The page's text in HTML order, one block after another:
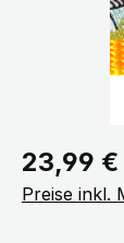
Regulärer
23,99 €
Preise inkl.